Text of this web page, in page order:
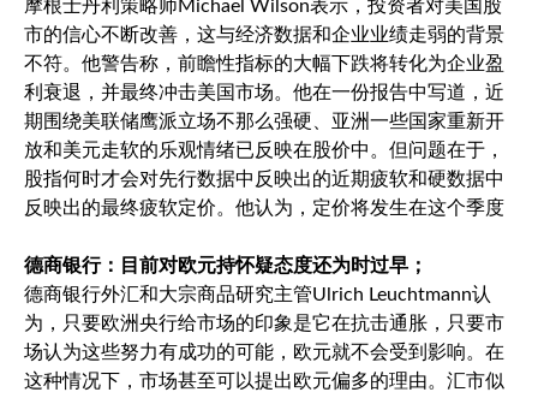
摩根士丹利策略师Michael Wilson表示，投资者对美国股
市的信心不断改善，这与经济数据和企业业绩走弱的背景
不符。他警告称，前瞻性指标的大幅下跌将转化为企业盈
利衰退，并最终冲击美国市场。他在一份报告中写道，近
期围绕美联储鹰派立场不那么强硬、亚洲一些国家重新开
放和美元走软的乐观情绪已反映在股价中。但问题在于，
股指何时才会对先行数据中反映出的近期疲软和硬数据中
反映出的最终疲软定价。他认为，定价将发生在这个季度
德商银行：目前对欧元持怀疑态度还为时过早；
德商银行外汇和大宗商品研究主管Ulrich Leuchtmann认
为，只要欧洲央行给市场的印象是它在抗击通胀，只要市
场认为这些努力有成功的可能，欧元就不会受到影响。在
这种情况下，市场甚至可以提出欧元偏多的理由。汇市似